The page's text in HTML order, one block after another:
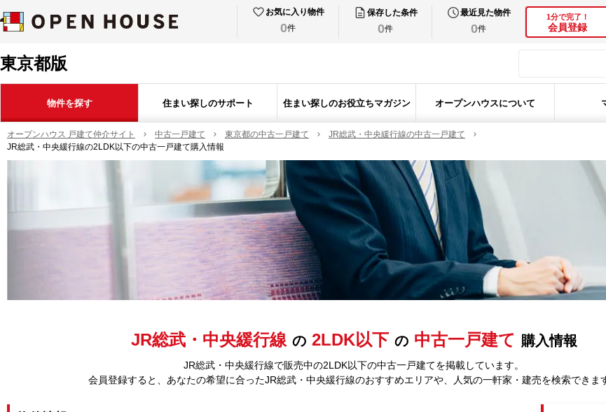
お気に入り物件
0件
保存した条件
0件
最近見た物件
0件
1分で完了！
会員登録
東京都版
物件を探す 住まい探しのサポート 住まい探しのお役立ちマガジン オープンハウスについて
オープンハウス 戸建て仲介サイト 中古一戸建て 東京都の中古一戸建て
JR総武・中央緩行線の中古一戸建て
JR総武・中央緩行線の2LDK以下の中古一戸建て購入情報
JR総武・中央緩行線 の 2LDK以下 の 中古一戸建て 購入情報
JR総武・中央緩行線で販売中の2LDK以下の中古一戸建てを掲載しています。
会員登録すると、あなたの希望に合ったJR総武・中央緩行線のおすすめエリアや、人気の一軒家・建売を検索できま